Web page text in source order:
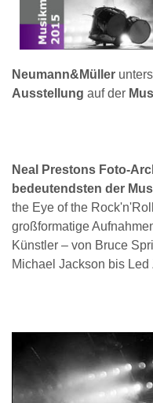
Neumann&Müller
Ausstellung auf der
Neal Prestons Foto-
bedeutendsten der
the Eye of the
großformatige
Künstler – von Bruce
Michael Jackson bis Led